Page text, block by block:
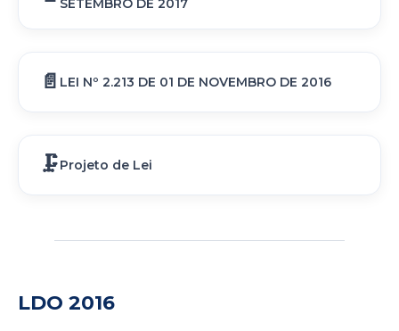
SETEMBRO DE 2017
LEI Nº 2.213 DE 01 DE NOVEMBRO DE 2016
Projeto de Lei
LDO 2016